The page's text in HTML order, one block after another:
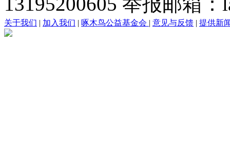
关于我们 | 加入我们 | 啄木鸟公益基金会 | 意见与反馈 | 提供新